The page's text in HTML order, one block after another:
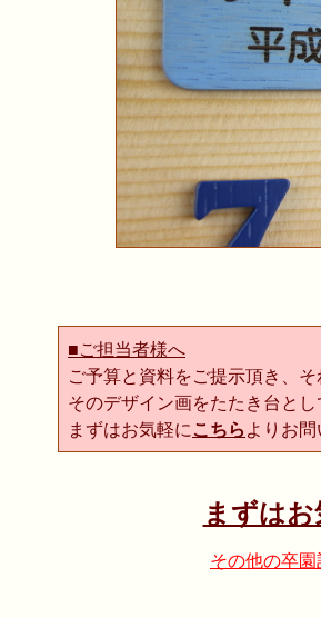
■ご担当者様へ
ご予算と資料をご提示頂き、
そのデザイン画をたたき台と
まずはお気軽にこちらよりお問
まずは
その他の卒